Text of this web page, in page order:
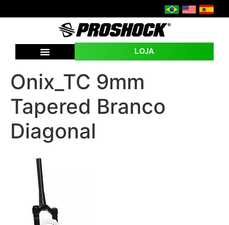
LOJA
Onix_TC 9mm
Tapered Branco
Diagonal